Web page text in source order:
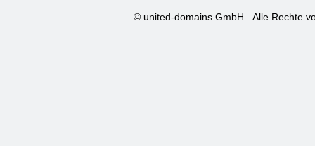
© united-domains GmbH. Alle Rechte